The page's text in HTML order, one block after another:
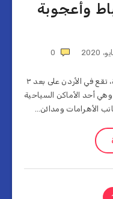
وأعجوبة
0
البتراء، أحد عجائب الدنيا السبع الجديدة، تقع في الأردن على بعد ٣
أحد الأماكن السياحية
الأهرامات ومدائن…